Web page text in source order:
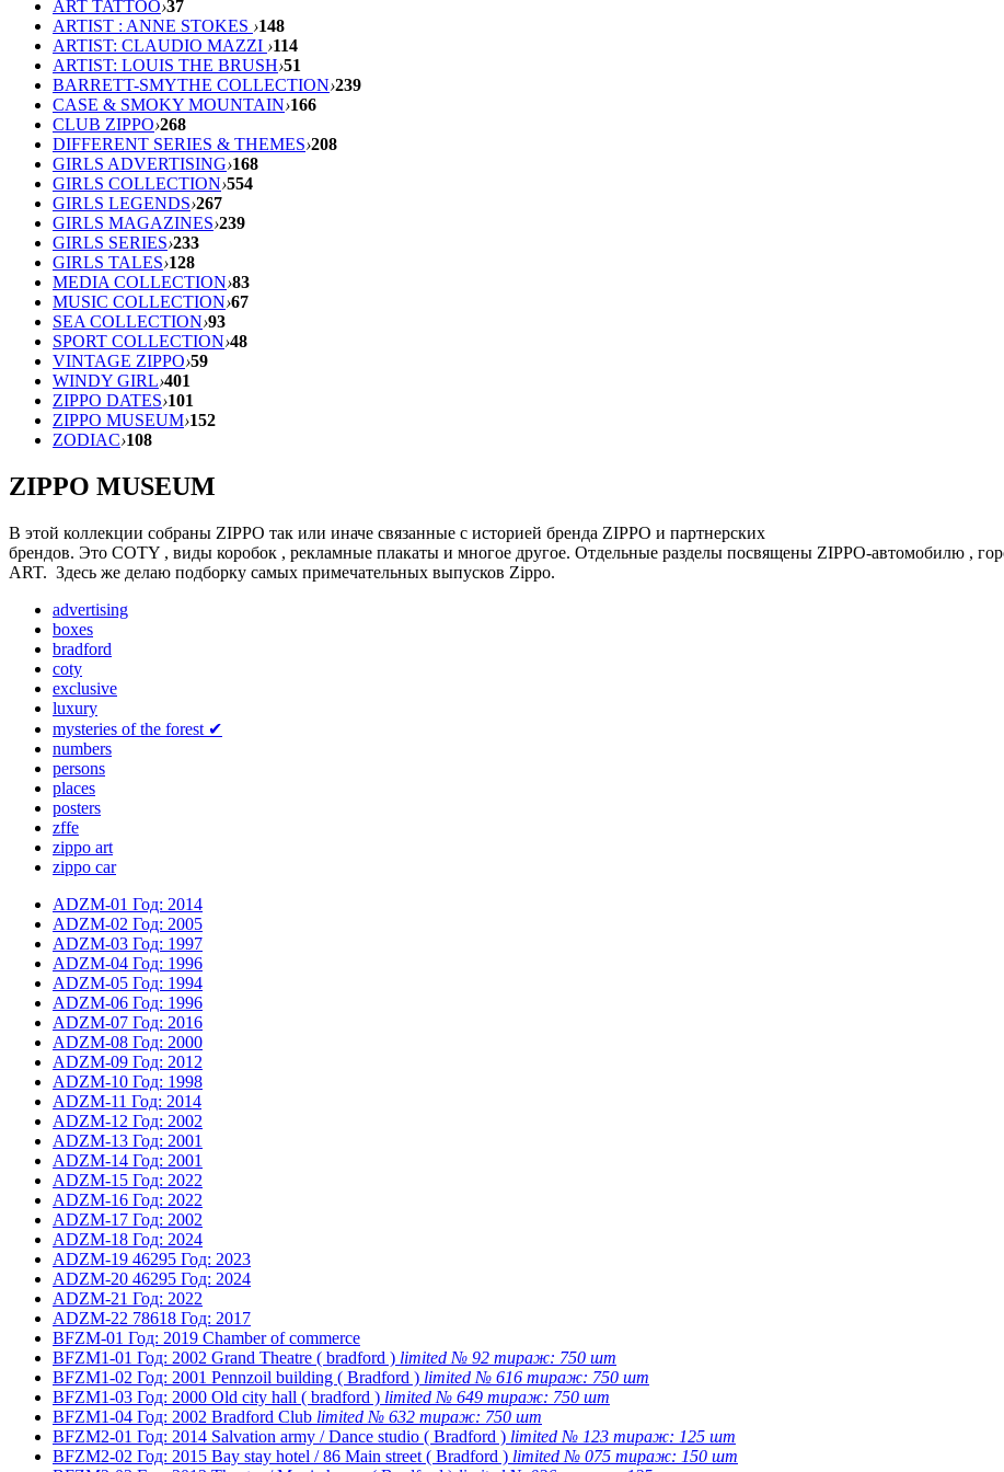
ART TATTOO›37
ARTIST : ANNE STOKES ›148
ARTIST: CLAUDIO MAZZI ›114
ARTIST: LOUIS THE BRUSH›51
BARRETT-SMYTHE COLLECTION›239
CASE & SMOKY MOUNTAIN›166
CLUB ZIPPO›268
DIFFERENT SERIES & THEMES›208
GIRLS ADVERTISING›168
GIRLS COLLECTION›554
GIRLS LEGENDS›267
GIRLS MAGAZINES›239
GIRLS SERIES›233
GIRLS TALES›128
MEDIA COLLECTION›83
MUSIC COLLECTION›67
SEA COLLECTION›93
SPORT COLLECTION›48
VINTAGE ZIPPO›59
WINDY GIRL›401
ZIPPO DATES›101
ZIPPO MUSEUM›152
ZODIAC›108
ZIPPO MUSEUM
В этой коллекции собраны ZIPPO так или иначе связанные с историей бренда ZIPPO и партнерских
брендов. Это COTY , виды коробок , рекламные плакаты и многое другое. Отдельные разделы посвящены ZIPPO-автомобилю ,
ART. Здесь же делаю подборку самых примечательных выпусков Zippo.
advertising
boxes
bradford
coty
exclusive
luxury
mysteries of the forest ✔
numbers
persons
places
posters
zffe
zippo art
zippo car
ADZM-01 Год: 2014
ADZM-02 Год: 2005
ADZM-03 Год: 1997
ADZM-04 Год: 1996
ADZM-05 Год: 1994
ADZM-06 Год: 1996
ADZM-07 Год: 2016
ADZM-08 Год: 2000
ADZM-09 Год: 2012
ADZM-10 Год: 1998
ADZM-11 Год: 2014
ADZM-12 Год: 2002
ADZM-13 Год: 2001
ADZM-14 Год: 2001
ADZM-15 Год: 2022
ADZM-16 Год: 2022
ADZM-17 Год: 2002
ADZM-18 Год: 2024
ADZM-19 46295 Год: 2023
ADZM-20 46295 Год: 2024
ADZM-21 Год: 2022
ADZM-22 78618 Год: 2017
BFZM-01 Год: 2019 Chamber of commerce
BFZM1-01 Год: 2002 Grand Theatre ( bradford ) limited № 92 тираж: 750 шт
BFZM1-02 Год: 2001 Pennzoil building ( Bradford ) limited № 616 тираж: 750 шт
BFZM1-03 Год: 2000 Old city hall ( bradford ) limited № 649 тираж: 750 шт
BFZM1-04 Год: 2002 Bradford Club limited № 632 тираж: 750 шт
BFZM2-01 Год: 2014 Salvation army / Dance studio ( Bradford ) limited № 123 тираж: 125 шт
BFZM2-02 Год: 2015 Bay stay hotel / 86 Main street ( Bradford ) limited № 075 тираж: 150 шт